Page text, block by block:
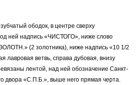
ободок, в центре сверху
ней надпись «ЧИСТОГО», ниже слово
(2 золотника), ниже надпись «10 1/2
лавровая ветвь, справа дубовая, внизу
лентой, над ней обозначение Санкт-
двора «С.П.Б.», выше него прямая черта.